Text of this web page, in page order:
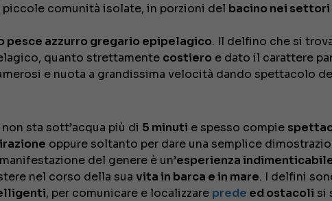
piccole comunità isolate, in porzioni del bacino nei
pesce azzurro gregario epipelagico. Il delfino che si
quanto strettamente costiero e dato il carattere
e nuota a grandissima velocità dando spettacolo
sta sott’acqua più di 5 minuti e spesso compie
oppure soltanto per dare una semplice
del genere è un’esperienza
nel corso della sua vita in barca e in mare. I delfini
, per comunicare e localizzare prede ed ostacoli si